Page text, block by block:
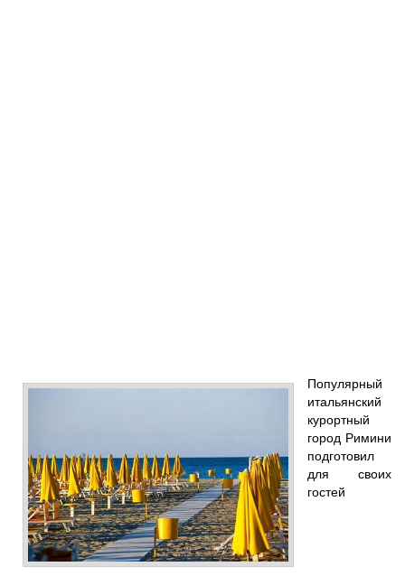
Популярный
итальянский
курортный
город Римини
подготовил
для своих
гостей